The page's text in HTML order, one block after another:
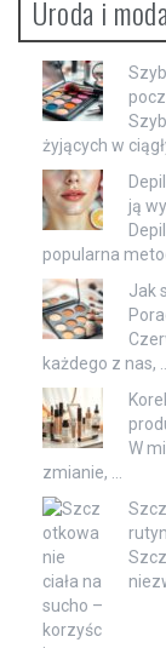
Uroda i moda
żyjących w
ją
popularna
Jak
każdego z nas, …
W
zmianie, …